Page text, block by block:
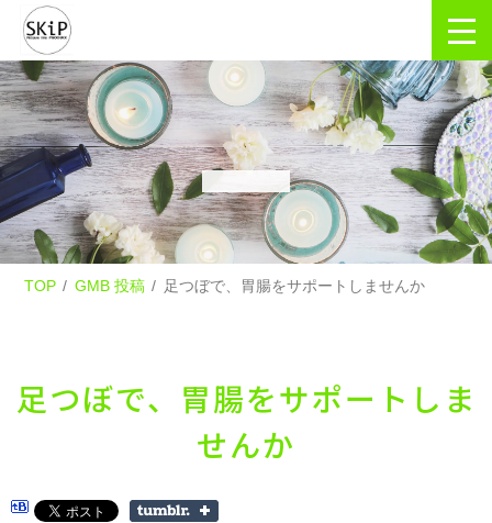
TOP GMB 投稿 足つぼで、胃腸をサポートしませんか
足つぼで、胃腸をサポートしま
せんか